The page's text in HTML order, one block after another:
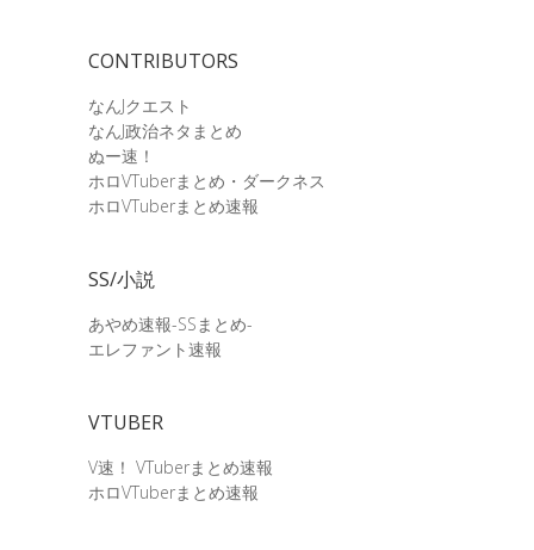
CONTRIBUTORS
なんJクエスト
なんJ政治ネタまとめ
ぬー速！
ホロVTuberまとめ・ダークネス
ホロVTuberまとめ速報
SS/小説
あやめ速報-SSまとめ-
エレファント速報
VTUBER
V速！ VTuberまとめ速報
ホロVTuberまとめ速報